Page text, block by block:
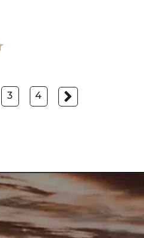
3 4